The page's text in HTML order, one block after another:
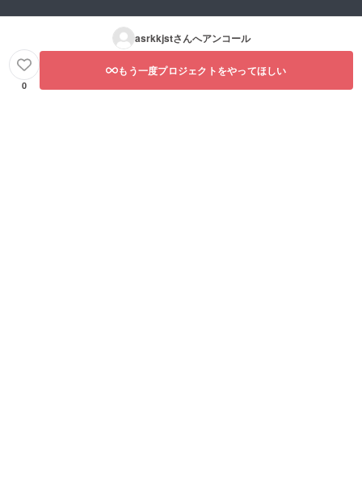
asrkkjstさんへアンコール
0
もう一度プロジェクトをやってほしい